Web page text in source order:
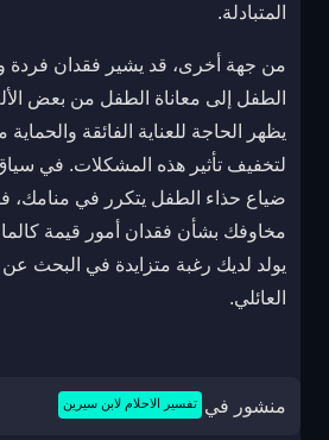
المتبادلة.
من جهة أخرى، قد يشير فقدان فردة
الطفل إلى معاناة الطفل من بعض
يظهر الحاجة للعناية الفائقة
لتخفيف تأثير هذه المشكلات. في
ضياع حذاء الطفل يتكرر في منامك،
مخاوفك بشأن فقدان أمور قيمة
يولد لديك رغبة متزايدة في البحث عن
العائلي.
منشور في تفسير الاحلام لابن سيرين